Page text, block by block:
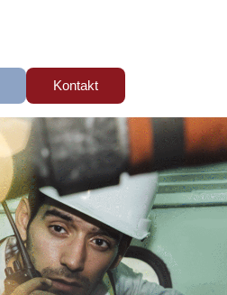
Kontakt